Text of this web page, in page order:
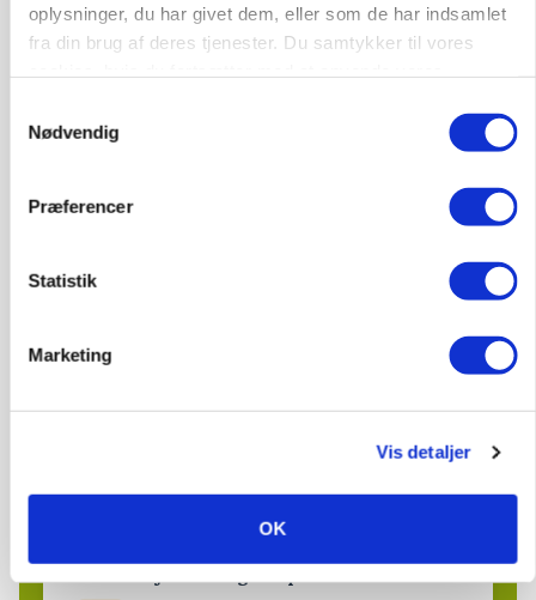
oplysninger, du har givet dem, eller som de har indsamlet
fra din brug af deres tjenester. Du samtykker til vores
Nødvendig
Præferencer
Statistik
Marketing
Vis detaljer
OK
Grise
Anlæg
4690, Haslev 06. aug.
Lastbilchauffør søges til Henrik Haves